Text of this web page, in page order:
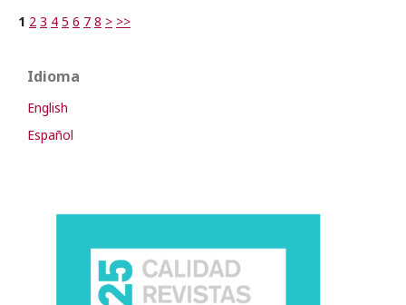
1 2 3 4 5 6 7 8 > >>
Idioma
English
Español